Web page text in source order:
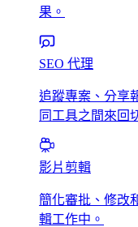
果。
SEO 代理
追蹤專案、分享
同工具之間來回
影片剪輯
簡化審批、修改
輯工作中。